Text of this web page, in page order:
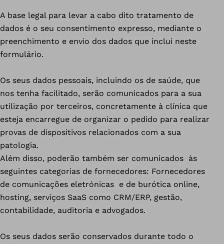
A base legal para levar a cabo dito tratamento de
dados é o seu consentimento expresso, mediante o
preenchimento e envio dos dados que inclui neste
formulário.
Os seus dados pessoais, incluindo os de saúde, que
nos tenha facilitado, serão comunicados para a sua
utilização por terceiros, concretamente à clínica que
esteja encarregue de organizar o pedido para realizar
provas de dispositivos relacionados com a sua
patologia.
Além disso, poderão também ser comunicados às
seguintes categorias de fornecedores: Fornecedores
de comunicações eletrónicas e de burótica online,
hosting, serviços SaaS como CRM/ERP, gestão,
contabilidade, auditoria e advogados.
Os seus dados serão conservados durante todo o